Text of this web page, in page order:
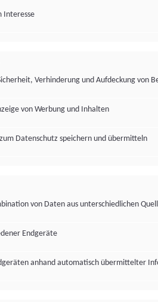
Wir nutzen aus wirtschaftlichen
Webseite Dritten als digitalen
stellen. Über Verarbeitungen, die in
können Sie sich in unserer
informieren.Zur Bereitstellung unserer
von
von Werbeleistung und
Endgeräte- oder ähnliche Online-
Kennungen, zufällig generierte
Kennungen) können zusammen mit
Browsertyp und
Bildschirmgröße, unterstützte
Endgerät gespeichert oder von dort
Mal wiederzuerkennen, wenn es
aufruft. Dies geschieht für einen oder
Verarbeitungszwecke.
Interesse
Verhinderung und Aufdeckung von
von Werbung und Inhalten
Datenschutz speichern und übermitteln
von Daten aus unterschiedlichen
Endgeräte
anhand automatisch übermittelter
Datenschutzerklärung